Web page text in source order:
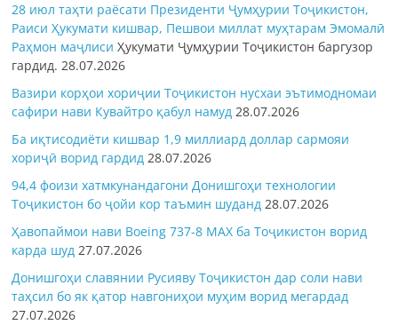
28 июл таҳти раёсати Президенти Ҷумҳурии Тоҷикистон,
Раиси Ҳукумати кишвар, Пешвои миллат муҳтарам Эмомалӣ
Раҳмон маҷлисиҲукумати Ҷумҳурии Тоҷикистон баргузор
гардид.28.07.2026
Вазири корҳои хориҷии Тоҷикистон нусхаи эътимодномаи
сафири нави Кувайтро қабул намуд 28.07.2026
Ба иқтисодиёти кишвар 1,9 миллиард доллар сармояи
хориҷӣ ворид гардид 28.07.2026
94,4 фоизи хатмкунандагони Донишгоҳи технологии
Тоҷикистон бо ҷойи кор таъмин шуданд 28.07.2026
Ҳавопаймои нави Boeing 737-8 MAX ба Тоҷикистон ворид
карда шуд 27.07.2026
Донишгоҳи славянии Русияву Тоҷикистон дар соли нави
таҳсил бо як қатор навгониҳои муҳим ворид мегардад
27.07.2026